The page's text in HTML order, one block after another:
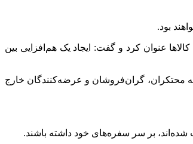
عنوان کرد و گفت: ایجاد یک هم‌افزایی بین
محتکران، گران‌فروشان و عرضه‌کنندگان خارج
بر سر سفره‌های خود داشته باشند.